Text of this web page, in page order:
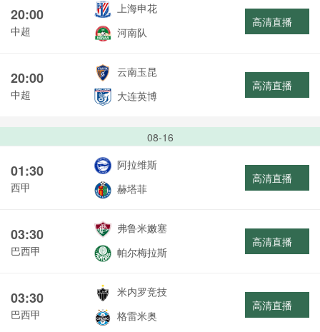
20:00
中超
上海申花
河南队
高清直播
20:00
中超
云南玉昆
大连英博
高清直播
08-16
01:30
西甲
阿拉维斯
赫塔菲
高清直播
03:30
巴西甲
弗鲁米嫩塞
帕尔梅拉斯
高清直播
03:30
巴西甲
米内罗竞技
格雷米奥
高清直播